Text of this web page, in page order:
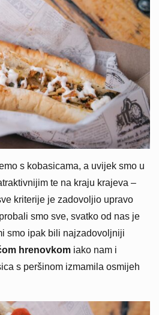
s kobasicama, a uvijek smo u
te na kraju krajeva –
kriterije je zadovoljio upravo
smo sve, svatko od nas je
smo ipak bili najzadovoljniji
hrenovkom iako nam i
s peršinom izmamila osmijeh